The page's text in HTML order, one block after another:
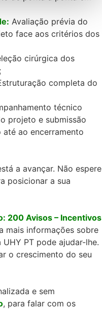
Avaliação prévia do
face aos critérios dos
cirúrgica dos
completa do
técnico
projeto e submissão
ao encerramento
a avançar. Não espere
posicionar a sua
200 Avisos – Incentivos
mais informações sobre
PT pode ajudar-lhe.
o crescimento do seu
e sem
, para falar com os